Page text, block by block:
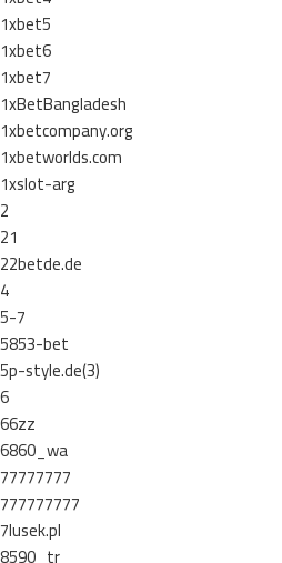
1xbet5
1xbet6
1xbet7
1xBetBangladesh
1xbetcompany.org
1xbetworlds.com
1xslot-arg
2
21
22betde.de
4
5-7
5853-bet
5p-style.de(3)
6
66zz
6860_wa
77777777
777777777
7lusek.pl